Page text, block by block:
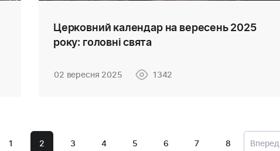
Церковний календар на вересень 2025
року: головні свята
02 вересня 2025 1342
1 2 3 4 5 6 7 8 Вперед